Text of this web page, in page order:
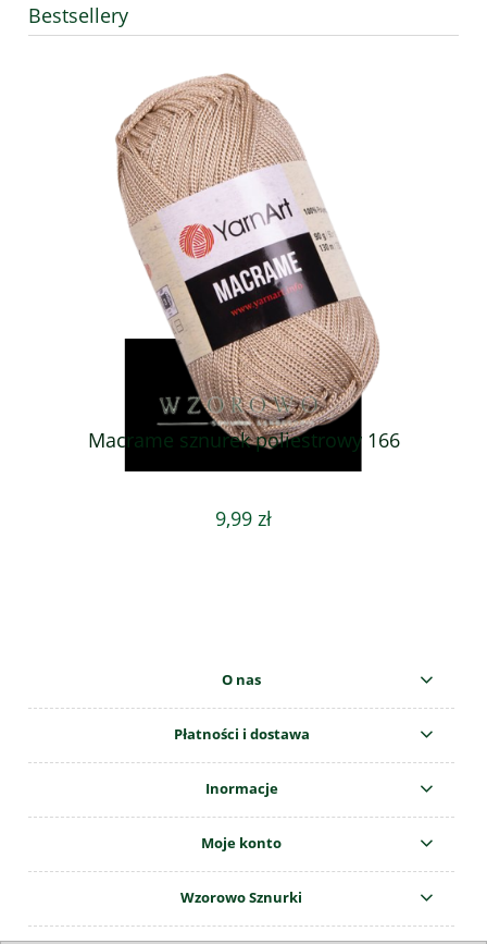
Bestsellery
Macrame sznurek poliestrowy 166
9,99 zł
O nas
Płatności i dostawa
Inormacje
Moje konto
Wzorowo Sznurki